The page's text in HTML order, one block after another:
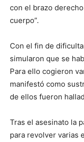
con el brazo
cuerpo”.
Con el fin de
simularon que se
Para ello cogieron
manifestó como
de ellos fueron
Tras el asesinato la
para revolver varias